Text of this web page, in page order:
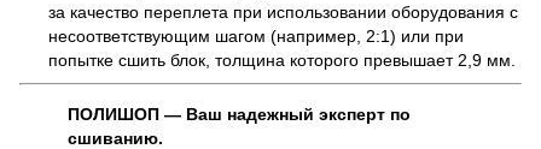
за качество переплета при использовании оборудования с
несоответствующим шагом (например, 2:1) или при
попытке сшить блок, толщина которого превышает 2,9 мм.
ПОЛИШОП — Ваш надежный эксперт по
сшиванию.